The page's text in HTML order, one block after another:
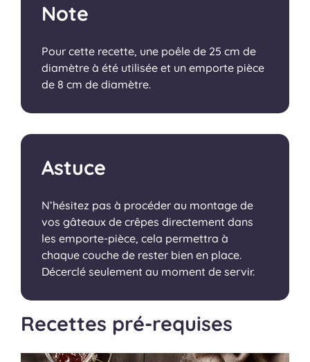
Note
Pour cette recette, une poêle de 25 cm de
diamètre à été utilisée et un emporte pièce
de 8 cm de diamètre.
Astuce
N’hésitez pas à procéder au montage de
vos gâteaux de crêpes directement dans
les emporte-pièce, cela permettra à
chaque couche de rester bien en place.
Décerclé seulement au moment de servir.
Recettes pré-requises